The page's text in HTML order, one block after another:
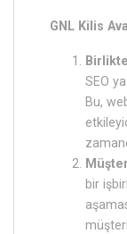
GNL Kilis
SEO
Bu,
bir